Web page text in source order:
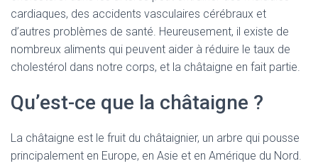
cardiaques, des accidents vasculaires cérébraux et
d’autres problèmes de santé. Heureusement, il existe de
nombreux aliments qui peuvent aider à réduire le taux de
cholestérol dans notre corps, et la châtaigne en fait partie.
Qu’est-ce que la châtaigne ?
La châtaigne est le fruit du châtaignier, un arbre qui pousse
principalement en Europe, en Asie et en Amérique du Nord.